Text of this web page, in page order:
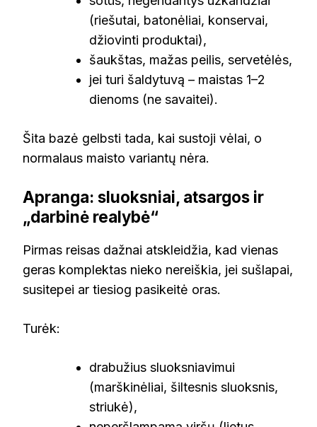
(riešutai, batonėliai, konservai,
džiovinti produktai),
šaukštas, mažas peilis, servetėlės,
jei turi šaldytuvą – maistas 1–2
dienoms (ne savaitei).
Šita bazė gelbsti tada, kai sustoji vėlai, o
normalaus maisto variantų nėra.
Apranga: sluoksniai, atsargos ir
„darbinė realybė“
Pirmas reisas dažnai atskleidžia, kad vienas
geras komplektas nieko nereiškia, jei sušlapai,
susitepei ar tiesiog pasikeitė oras.
Turėk:
drabužius sluoksniavimui
(marškinėliai, šiltesnis sluoksnis,
striukė),